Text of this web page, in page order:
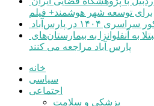
برای توسعه شهر هوشمند+ فیلم
پارس آباد مراجعه می کنند
خانه
سیاسی
اجتماعی
پزشکی و سلامت